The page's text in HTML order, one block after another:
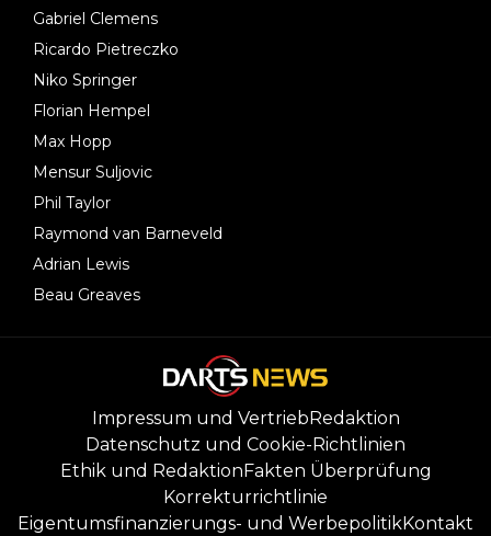
Gabriel Clemens
Ricardo Pietreczko
Niko Springer
Florian Hempel
Max Hopp
Mensur Suljovic
Phil Taylor
Raymond van Barneveld
Adrian Lewis
Beau Greaves
Impressum und VertriebRedaktion
Datenschutz und Cookie-Richtlinien
Ethik und RedaktionFakten Überprüfung
Korrekturrichtlinie
Eigentumsfinanzierungs- und WerbepolitikKontakt